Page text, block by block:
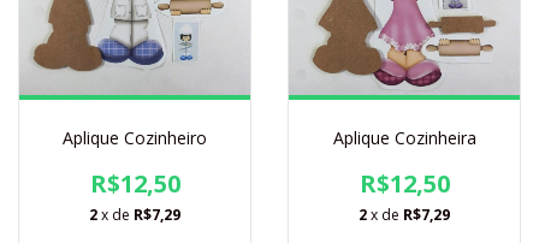
Aplique Cozinheiro
R$12,50
2x de R$7,29
Aplique Cozinheira
R$12,50
2x de R$7,29